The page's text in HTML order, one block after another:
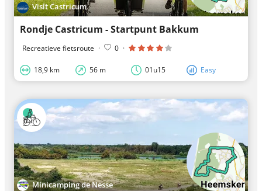
Visit Castricum
Rondje Castricum - Startpunt Bakkum
Recreatieve fietsroute · 0 ·
18,9 km 56 m 01u15 Easy
Minicamping de Nesse